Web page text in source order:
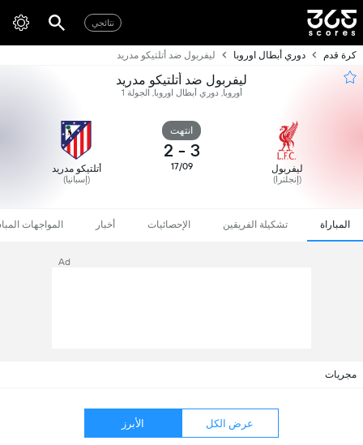
نتائجي
كرة قدم دوري أبطال اوروبا ليفربول ضد أتلتيكو مدريد
ليفربول ضد أتلتيكو مدريد
أوروبا, دوري أبطال اوروبا, الجولة 1
ليفربول
(إنجلترا)
انتهت
3
-
2
17/09 أتلتيكو مدريد
(إسبانيا)
المباراة تشكيلة الفريقين الإحصائيات أخبار المواجهات
Ad
مجريات
عرض الكل الأبرز